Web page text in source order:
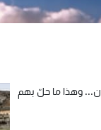
وهذا ما حلّ بهم
وظائف
شروط الإسـتخدام